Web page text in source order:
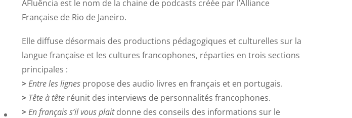
AFluência est le nom de la chaine de podcasts créée par l’Alliance
Française de Rio de Janeiro.
Elle diffuse désormais des productions pédagogiques et culturelles sur la
langue française et les cultures francophones, réparties en trois sections
principales :
> Entre les lignespropose des audio livres en français et en portugais.
> Tête à têteréunit des interviews de personnalités francophones.
> En français s’il vous plaitdonne des conseils des informations sur le